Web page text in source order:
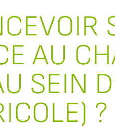
AU
SEIN
?